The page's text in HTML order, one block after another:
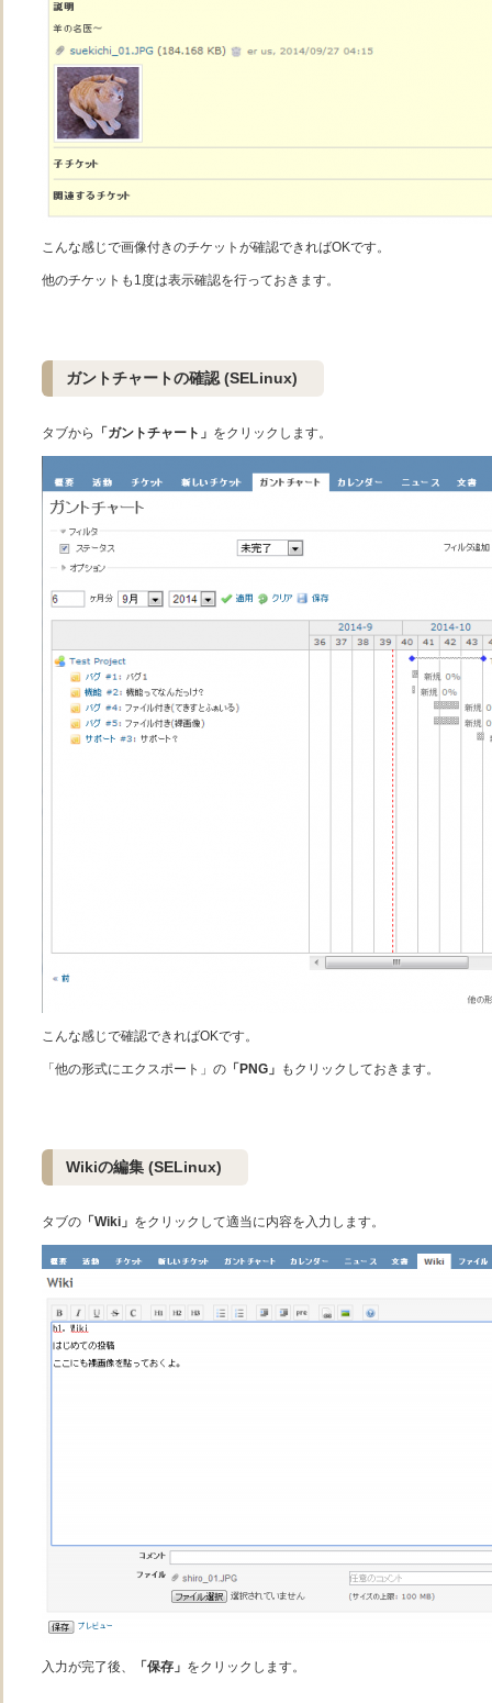
こんな感じで画像付きのチケットが確認できればOKです。
他のチケットも1度は表示確認を行っておきます。
ガントチャートの確認 (SELinux)
タブから 「ガントチャート」 をクリックします。
こんな感じで確認できればOKです。
「他の形式にエクスポート」の 「PNG」 もクリックしておきます。
Wikiの編集 (SELinux)
タブの 「Wiki」 をクリックして適当に内容を入力します。
入力が完了後、 「保存」 をクリックします。